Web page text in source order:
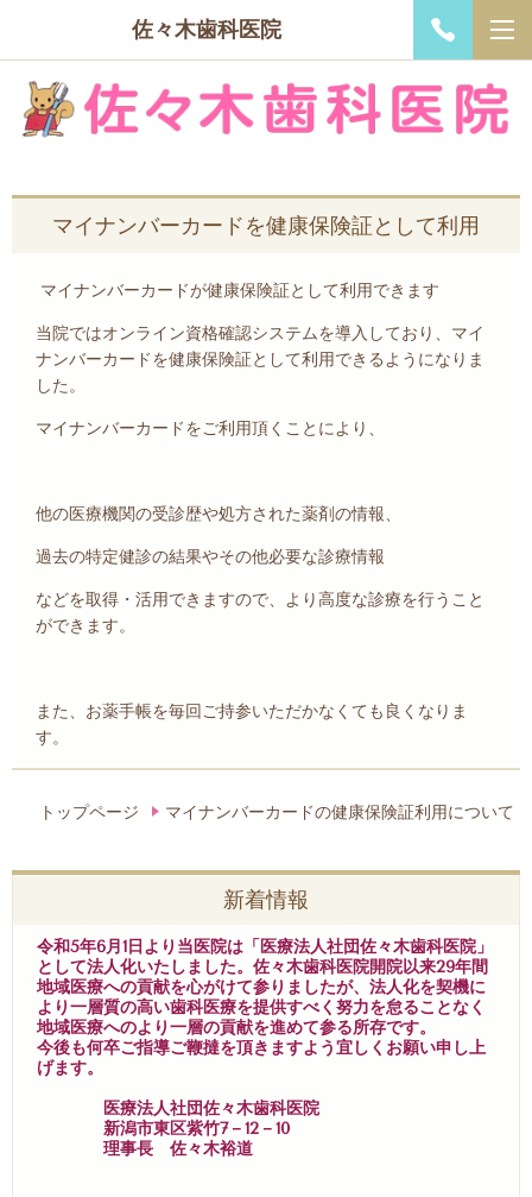
佐々木歯科医院
マイナンバーカードを健康保険証として利用
マイナンバーカードが健康保険証として利用できます
当院ではオンライン資格確認システムを導入しており、マイ
ナンバーカードを健康保険証として利用できるようになりま
した。
マイナンバーカードをご利用頂くことにより、
他の医療機関の受診歴や処方された薬剤の情報、
過去の特定健診の結果やその他必要な診療情報
などを取得・活用できますので、より高度な診療を行うこと
ができます。
また、お薬手帳を毎回ご持参いただかなくても良くなりま
す。
トップページ マイナンバーカードの健康保険証利用について
新着情報
令和5年6月1日より当医院は「医療法人社団佐々木歯科医院」
として法人化いたしました。佐々木歯科医院開院以来29年間
地域医療への貢献を心がけて参りましたが、法人化を契機に
より一層質の高い歯科医療を提供すべく努力を怠ることなく
地域医療へのより一層の貢献を進めて参る所存です。
今後も何卒ご指導ご鞭撻を頂きますよう宜しくお願い申し上
げます。
医療法人社団佐々木歯科医院
新潟市東区紫竹7－12－10
理事長 佐々木裕道